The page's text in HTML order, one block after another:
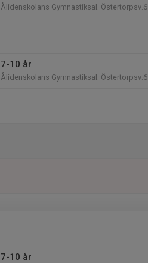
Ålidenskolans Gymnastiksal. Östertorpsv.6
7-10 år
Ålidenskolans Gymnastiksal. Östertorpsv.6
7-10 år